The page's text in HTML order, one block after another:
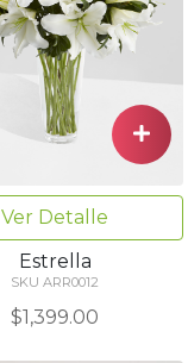
Ver Detalle
Estrella
SKU ARR0012
$1,399.00